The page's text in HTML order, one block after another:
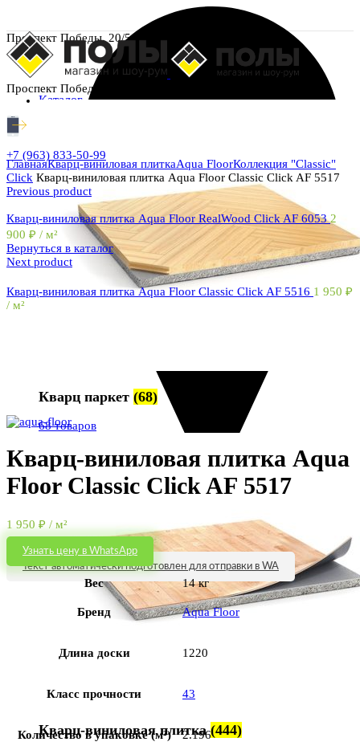
Проспект Победы, 20/5
Проспект Победы, 20/5
Каталог
Кварц паркет (68)
68 товаров
Кварц-виниловая плитка(444)
+7 (963) 833-50-99
ГлавнаяКварц-виниловая плиткаAqua FloorКоллекция "Classic"
Click Кварц-виниловая плитка Aqua Floor Classic Click AF 5517
Previous product
Кварц-виниловая плитка Aqua Floor RealWood Click AF 60532
900 ₽ / м²
Вернуться в каталог
Next product
Кварц-виниловая плитка Aqua Floor Classic Click AF 5516 1 950 ₽
/ м²
Кварц-виниловая плитка Aqua
Floor Classic Click AF 5517
1 950 ₽ / м²
Узнать цену в WhatsApp
Текст автоматически подготовлен для отправки в WA
Вес 14 кг
Бренд Aqua Floor
Длина доски 1220
Класс прочности 43
Количество в упаковке (м²) 2.196